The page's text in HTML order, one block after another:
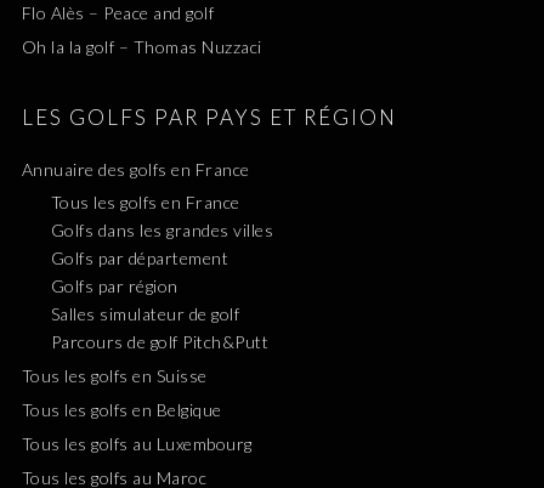
Flo Alès – Peace and golf
Oh la la golf – Thomas Nuzzaci
LES GOLFS PAR PAYS ET RÉGION
Annuaire des golfs en France
Tous les golfs en France
Golfs dans les grandes villes
Golfs par département
Golfs par région
Salles simulateur de golf
Parcours de golf Pitch&Putt
Tous les golfs en Suisse
Tous les golfs en Belgique
Tous les golfs au Luxembourg
Tous les golfs au Maroc